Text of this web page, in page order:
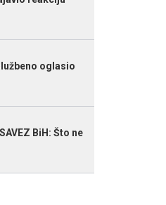
oglasio
BiH: Što ne